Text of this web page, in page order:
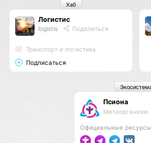
Логистис
logistis Поделиться
Транспорт и логистика
Подписаться
Хаб
Псиона
Метаорганизм
Официальные